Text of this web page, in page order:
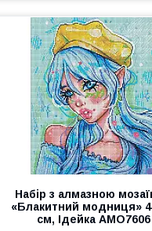
Набір з алмазною
«Блакитний модниця»
см, Ідейка AMO7606